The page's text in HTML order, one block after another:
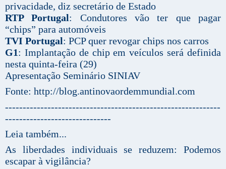
privacidade, diz secretário de Estado
RTP Portugal: Condutores vão ter que pagar
“chips” para automóveis
TVI Portugal: PCP quer revogar chips nos carros
G1: Implantação de chip em veículos será definida
nesta quinta-feira (29)
Apresentação Seminário SINIAV
Fonte: http://blog.antinovaordemmundial.com
-------------------------------------------------------------
------------------------------
Leia também...
As liberdades individuais se reduzem: Podemos
escapar à vigilância?